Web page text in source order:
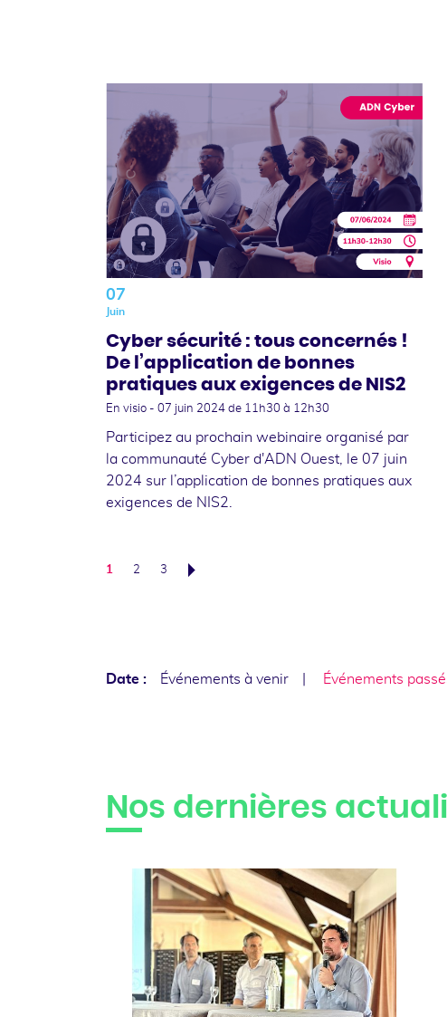
07
Juin
Cyber sécurité : tous concernés !
De l’application de bonnes
pratiques aux exigences de NIS2
En visio - 07 juin 2024 de 11h30 à 12h30
Participez au prochain webinaire organisé par
la communauté Cyber d'ADN Ouest, le 07 juin
2024 sur l’application de bonnes pratiques aux
exigences de NIS2.
1 2 3
Date : Événements à venir Événements
Nos dernières